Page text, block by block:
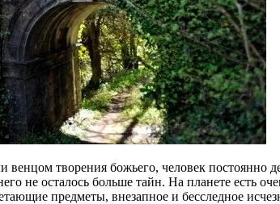
творения божьего, человек постоянно
не осталось больше тайн. На планете
предметы, внезапное и бесследное